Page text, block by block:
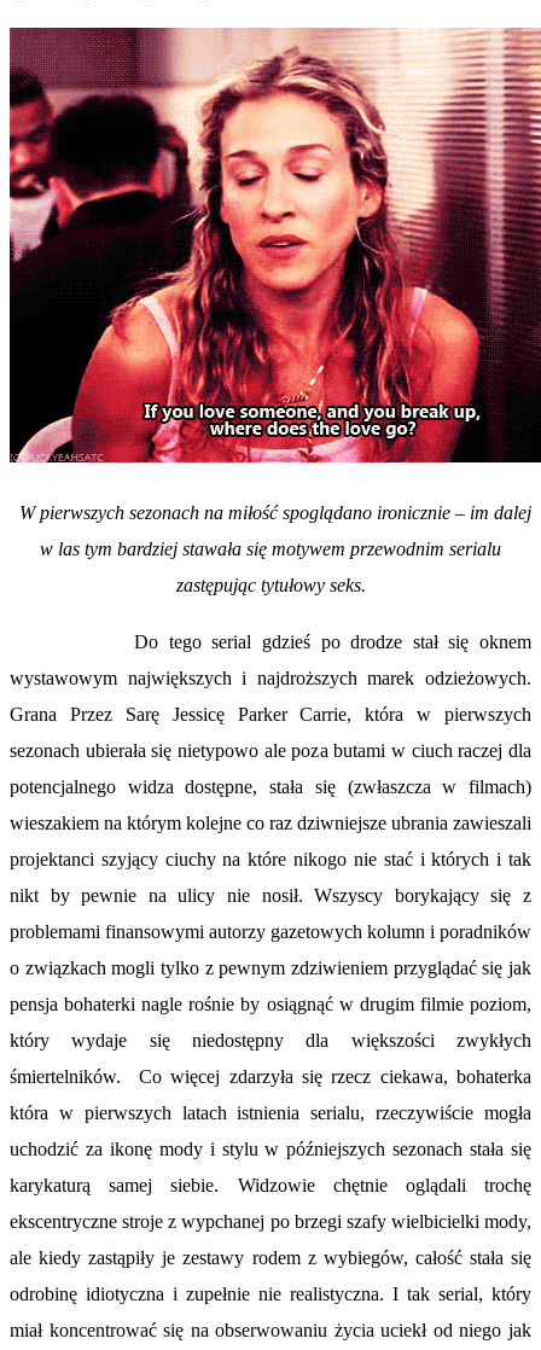
W pierwszych sezonach na miłość spoglądano ironicznie – im dalej
w las tym bardziej stawała się motywem przewodnim serialu
zastępując tytułowy seks.
Do tego serial gdzieś po drodze stał się oknem
wystawowym największych i najdroższych marek odzieżowych.
Grana Przez Sarę Jessicę Parker Carrie, która w pierwszych
sezonach ubierała się nietypowo ale poza butami w ciuch raczej dla
potencjalnego widza dostępne, stała się (zwłaszcza w filmach)
wieszakiem na którym kolejne co raz dziwniejsze ubrania zawieszali
projektanci szyjący ciuchy na które nikogo nie stać i których i tak
nikt by pewnie na ulicy nie nosił. Wszyscy borykający się z
problemami finansowymi autorzy gazetowych kolumn i poradników
o związkach mogli tylko z pewnym zdziwieniem przyglądać się jak
pensja bohaterki nagle rośnie by osiągnąć w drugim filmie poziom,
który wydaje się niedostępny dla większości zwykłych
śmiertelników. Co więcej zdarzyła się rzecz ciekawa, bohaterka
która w pierwszych latach istnienia serialu, rzeczywiście mogła
uchodzić za ikonę mody i stylu w późniejszych sezonach stała się
karykaturą samej siebie. Widzowie chętnie oglądali trochę
ekscentryczne stroje z wypchanej po brzegi szafy wielbicielki mody,
ale kiedy zastąpiły je zestawy rodem z wybiegów, całość stała się
odrobinę idiotyczna i zupełnie nie realistyczna. I tak serial, który
miał koncentrować się na obserwowaniu życia uciekł od niego jak